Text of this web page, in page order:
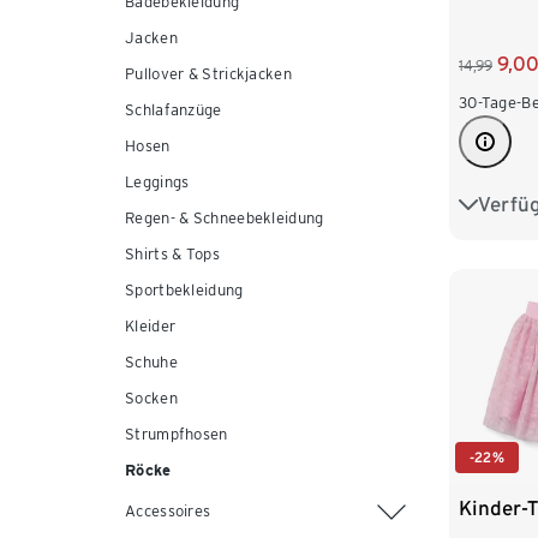
Jacken
Pullover & Strickjacken
Schlafanzüge
Hosen
Leggings
Regen- & Schneebekleidung
Shirts & Tops
Sportbekleidung
Kleider
Schuhe
Socken
Strumpfhosen
Röcke
Accessoires
14,99 9,00
30-Tage-
86/92
-22%
Kinder-